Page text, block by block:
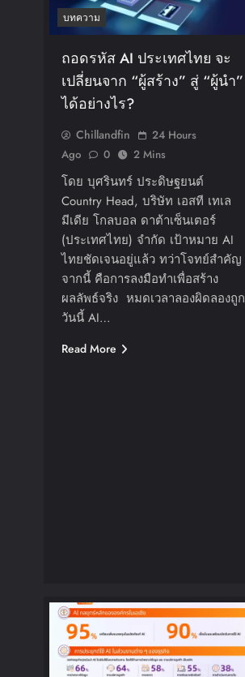
บทความ
ถอดรหัส AI ประเทศไทย จะ
เปลี่ยนจาก “ผู้สร้าง” สู่ “ผู้นำ”
ได้อย่างไร?
Chillandfin
24 Hours
Ago
0 2 Mins
โดย บุศรินทร์ ประดิษฐยนต์
Country Head, บริษัท เอสที เทเล
มีเดีย โกลบอล ดาต้าเซ็นเตอร์
(ประเทศไทย) จำกัด เป้าหมาย AI
ไทยชัดเจนอยู่แล้ว ทว่าโจทย์สำคัญ
จากนี้ คือการลงมือทำเพื่อสร้าง
ผลลัพธ์จริง หมดเวลาลองผิดลองถูก
วันนี้ AI…
Read More